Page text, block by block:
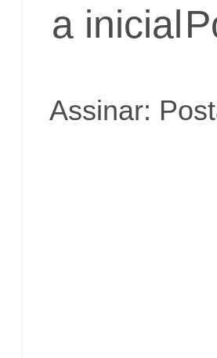
a inicial
Assinar: